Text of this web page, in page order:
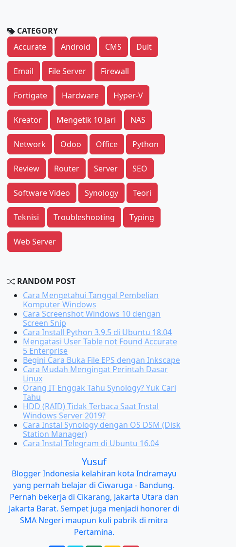
CATEGORY
Accurate
Android CMS Duit
Email File Server Firewall
Fortigate Hardware Hyper-V
Kreator Mengetik 10 Jari NAS
Network Odoo Office Python
Review Router Server SEO
Software Video Synology Teori
Teknisi Troubleshooting Typing
Web Server
RANDOM POST
Cara Mengetahui Tanggal Pembelian
Komputer Windows
Cara Screenshot Windows 10 dengan
Screen Snip
Cara Install Python 3.9.5 di Ubuntu 18.04
Mengatasi User Table not Found Accurate
5 Enterprise
Begini Cara Buka File EPS dengan Inkscape
Cara Mudah Mengingat Perintah Dasar
Linux
Orang IT Enggak Tahu Synology? Yuk Cari
Tahu
HDD (RAID) Tidak Terbaca Saat Instal
Windows Server 2019?
Cara Instal Synology dengan OS DSM (Disk
Station Manager)
Cara Instal Telegram di Ubuntu 16.04
Yusuf
Blogger Indonesia kelahiran kota Indramayu
yang pernah belajar di Ciwaruga - Bandung.
Pernah bekerja di Cikarang, Jakarta Utara dan
Jakarta Barat. Sempet juga menjadi honorer di
SMA Negeri maupun kuli pabrik di mitra
Pertamina.